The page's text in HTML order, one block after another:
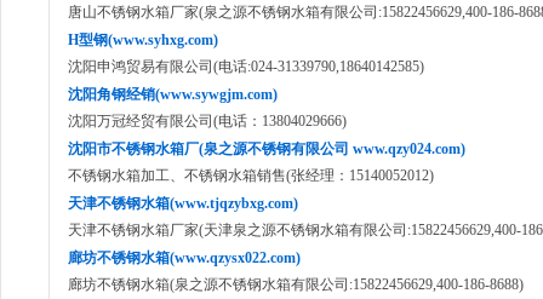
唐山不锈钢水箱厂家(泉之源不锈钢水箱有限公司:15822456629,400-186-
H型钢(www.syhxg.com)
沈阳申鸿贸易有限公司(电话:024-31339790,18640142585)
沈阳角钢经销(www.sywgjm.com)
沈阳万冠经贸有限公司(电话：13804029666)
沈阳市不锈钢水箱厂(泉之源不锈钢有限公司 www.qzy024.com)
不锈钢水箱加工、不锈钢水箱销售(张经理：15140052012)
天津不锈钢水箱(www.tjqzybxg.com)
天津不锈钢水箱厂家(天津泉之源不锈钢水箱有限公司:15822456629,400-
廊坊不锈钢水箱(www.qzysx022.com)
廊坊不锈钢水箱(泉之源不锈钢水箱有限公司:15822456629,400-186-8688)